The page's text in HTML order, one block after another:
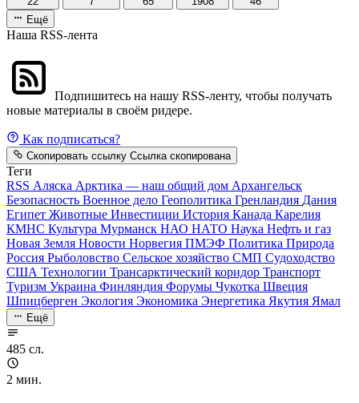
Ещё
Наша RSS-лента
Подпишитесь на нашу RSS-ленту, чтобы получать
новые материалы в своём ридере.
Как подписаться?
Скопировать ссылку Ссылка скопирована
Теги
RSS Аляска Арктика — наш общий дом Архангельск
Безопасность Военное дело Геополитика Гренландия Дания
Египет Животные Инвестиции История Канада Карелия
КМНС Культура Мурманск НАО НАТО Наука Нефть и газ
Новая Земля Новости Норвегия ПМЭФ Политика Природа
Россия Рыболовство Сельское хозяйство СМП Судоходство
США Технологии Трансарктический коридор Транспорт
Туризм Украина Финляндия Форумы Чукотка Швеция
Шпицберген Экология Экономика Энергетика Якутия Ямал
Ещё
485 сл.
2 мин.